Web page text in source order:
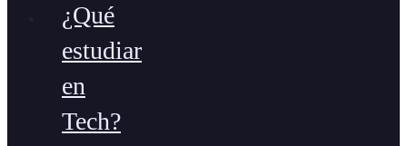
¿Qué
estudiar
en
Tech?